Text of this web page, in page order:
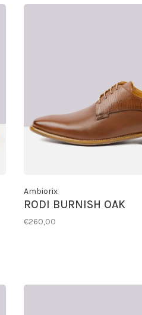
Ambiorix
RODI BURNISH OAK
€260,00